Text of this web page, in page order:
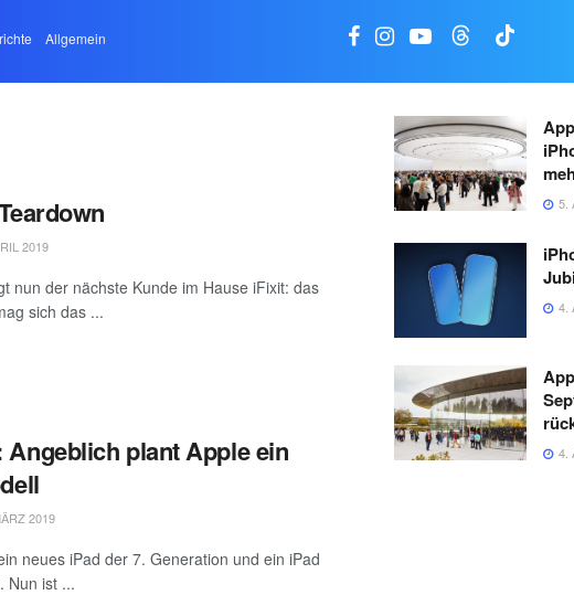
Allgemein
2019
nun der nächste Kunde im Hause iFixit: das
sich das ...
Angeblich plant Apple ein
2019
neues iPad der 7. Generation und ein iPad
Nun ist ...
5.
4.
4.